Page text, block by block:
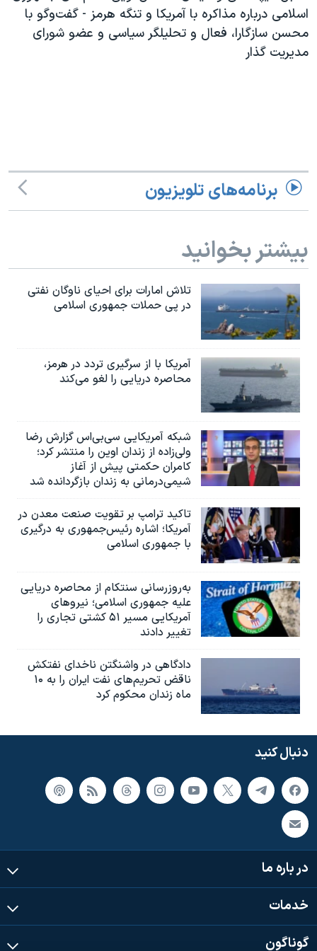
نرگس محمدی برنده جایزه نوبل صلح
همایش محافظه‌کاران آمریکا «سی‌پک»
اسلامی درباره مذاکره با آمریکا و تنگه هرمز - گفت‌و‌گو با
محسن سازگارا، فعال و تحلیلگر سیاسی و عضو شورای
مدیریت گذار
برنامه‌های تلویزیون
بیشتر بخوانید
تلاش امارات برای احیای ناوگان نفتی
در پی حملات جمهوری اسلامی
آمریکا با از سرگیری تردد در هرمز،
محاصره دریایی را لغو می‌کند
شبکه آمریکایی سی‌بی‌‌اس گزارش رضا
ولی‌زاده از زندان اوین را منتشر کرد؛
کامران حکمتی پیش از آغاز
شیمی‌درمانی به زندان بازگردانده شد
تاکید ترامپ بر تقویت صنعت معدن در
آمریکا؛ اشاره رئیس‌جمهوری به درگیری
با جمهوری اسلامی
به‌روزرسانی سنتکام از محاصره دریایی
علیه جمهوری اسلامی؛ نیروهای
آمریکایی مسیر ۵۱ کشتی تجاری را
تغییر دادند
دادگاهی در واشنگتن ناخدای نفتکش
ناقض تحریم‌های نفت ایران را به ۱۰
ماه زندان محکوم کرد
دنبال کنید
در باره ما
خدمات
گوناگون